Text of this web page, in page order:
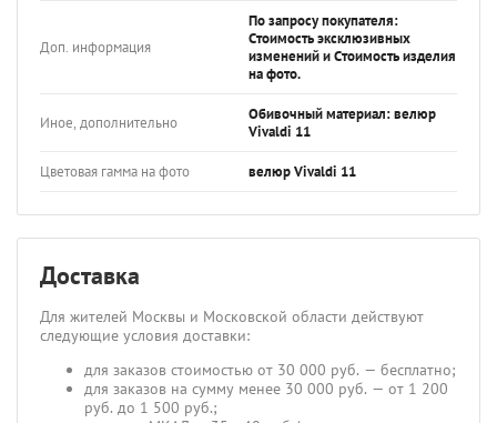
Доп. информация
По запросу покупателя:
Стоимость эксклюзивных
изменений и Стоимость изделия
на фото.
Иное, дополнительно
Обивочный материал: велюр
Vivaldi 11
Цветовая гамма на фото велюр Vivaldi 11
Доставка
Для жителей Москвы и Московской области действуют
следующие условия доставки:
для заказов стоимостью от 30 000 руб. — бесплатно;
для заказов на сумму менее 30 000 руб. — от 1 200
руб. до 1 500 руб.;